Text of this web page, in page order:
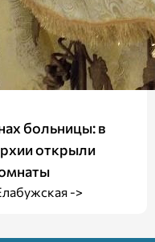
больницы: в
открыли
->